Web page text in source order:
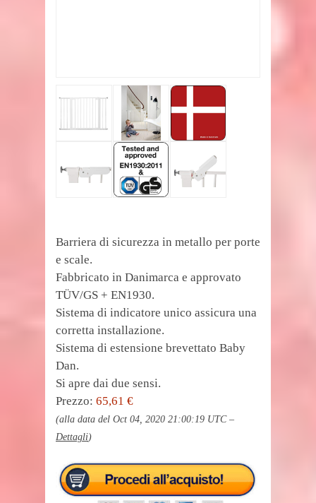
Barriera di sicurezza in metallo per porte
e scale.
Fabbricato in Danimarca e approvato
TÜV/GS + EN1930.
Sistema di indicatore unico assicura una
corretta installazione.
Sistema di estensione brevettato Baby
Dan.
Si apre dai due sensi.
Prezzo: 65,61 €
(alla data del Oct 04, 2020 21:00:19 UTC –
Dettagli)